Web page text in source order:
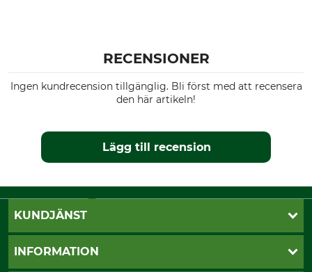
RECENSIONER
Ingen kundrecension tillgänglig. Bli först med att recensera
den här artikeln!
Lägg till recension
KUNDJÄNST
Öppettider
INFORMATION